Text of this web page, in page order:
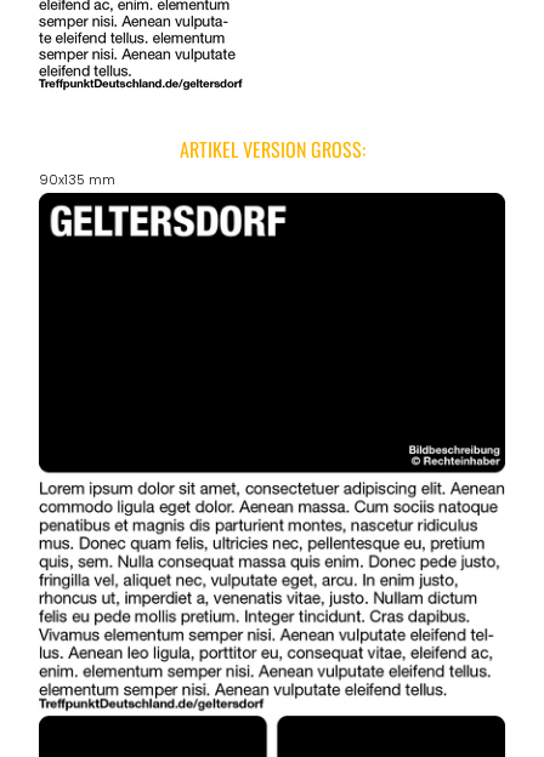
ARTIKEL VERSION GROSS:
90x135 mm